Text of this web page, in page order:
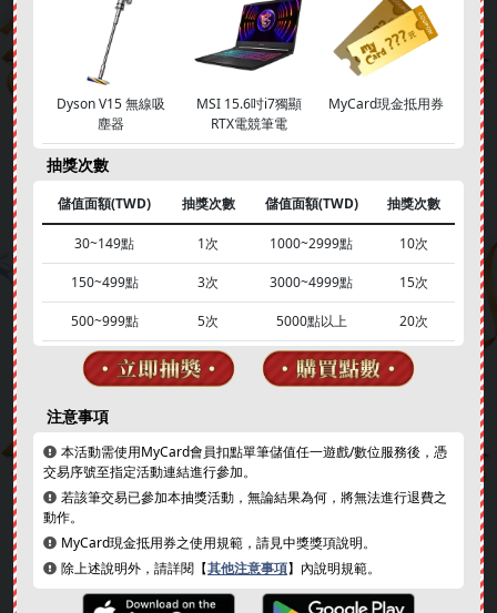
天上碑M 地城之光 永恆初心 出發吧麥芬 星界神話
同意智冠科技個資暨隱私權保護政策｜登錄獎項
儲值回饋 其他回饋
Dyson V15 無線吸
塵器
MSI 15.6吋i7獨顯
RTX電競筆電
MyCard現金抵用券
抽獎次數
儲值面額(TWD) 抽獎次數 儲值面額(TWD) 抽獎次數
30~149點 1次 1000~2999點 10次
150~499點 3次 3000~4999點 15次
500~999點 5次 5000點以上 20次
注意事項
本活動需使用MyCard會員扣點單筆儲值任一遊戲/數位服務後，憑
交易序號至指定活動連結進行參加。
若該筆交易已參加本抽獎活動，無論結果為何，將無法進行退費之
動作。
MyCard現金抵用券之使用規範，請見中獎獎項說明。
除上述說明外，請詳閱【其他注意事項】內說明規範。